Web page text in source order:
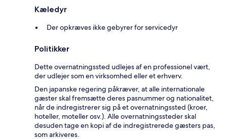
Kæledyr
Der opkræves ikke gebyrer for servicedyr
Politikker
Dette overnatningssted udlejes af en professionel vært,
der udlejer som en virksomhed eller et erhverv.
Den japanske regering påkræver, at alle internationale
gæster skal fremsætte deres pasnummer og nationalitet,
når de indregistrerer sig på et overnatningssted (kroer,
hoteller, moteller osv.). Alle overnatningssteder skal
desuden tage en kopi af de indregistrerede gæsters pas,
som arkiveres.